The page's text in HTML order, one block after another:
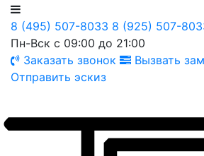
8 (495) 507-8033 8 (925) 507-
Пн-Вск с 09:00 до 21:00
Заказать звонок
Вызвать
Отправить эскиз